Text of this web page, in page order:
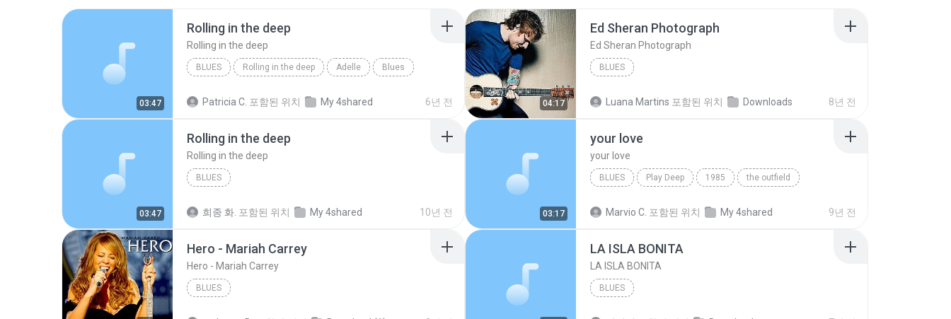
03:47
Rolling in the deep
Rolling in the deep
BLUES Rolling in the deep Adelle Blues
Patricia C. 포함된 위치 My 4shared 6년 전 04:17
Ed Sheran Photograph
Ed Sheran Photograph
BLUES
Luana Martins 포함된 위치 Downloads 8년 전
03:47
Rolling in the deep
Rolling in the deep
BLUES
희종 화. 포함된 위치 My 4shared 10년 전 03:17
your love
your love
BLUES Play Deep 1985 the outfield
Marvio C. 포함된 위치 My 4shared 9년 전
Hero - Mariah Carrey
Hero - Mariah Carrey
BLUES
LA ISLA BONITA
LA ISLA BONITA
BLUES